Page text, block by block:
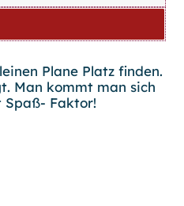
Plane Platz finden.
Man kommt man sich
Spaß- Faktor!